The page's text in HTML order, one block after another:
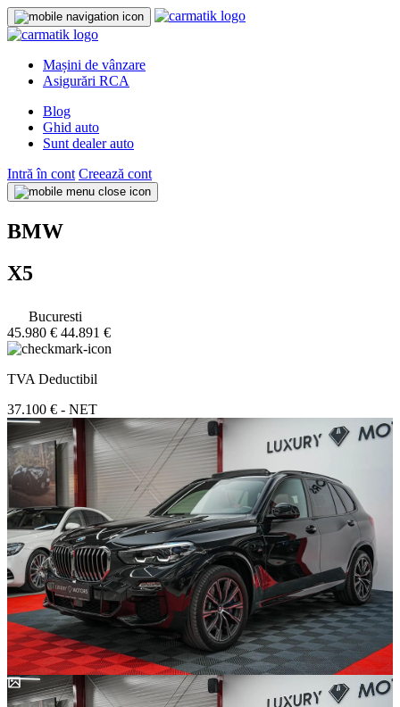
Mașini de vânzare
Asigurări RCA
Blog
Ghid auto
Sunt dealer auto
Intră în cont Creează cont
BMW
X5
Bucuresti
45.980 € 44.891 €
TVA Deductibil
37.100 € - NET